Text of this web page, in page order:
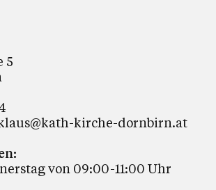
5
kirche-dornbirn.at
von 09:00-11:00 Uhr